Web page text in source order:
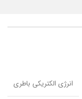
انرژی الکتریکی باطری